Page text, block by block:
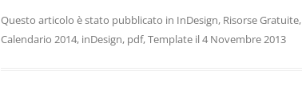
Questo articolo è stato pubblicato in InDesign, Risorse Gratuite,
Calendario 2014, inDesign, pdf,Template il4 Novembre 2013